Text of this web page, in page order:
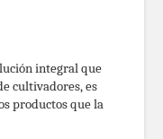
integral que
cultivadores, es
productos que la